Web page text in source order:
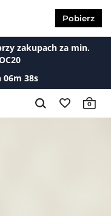
Pobierz
zakupach za min.
06m 38s
0